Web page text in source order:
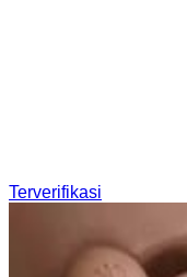
Terverifikasi